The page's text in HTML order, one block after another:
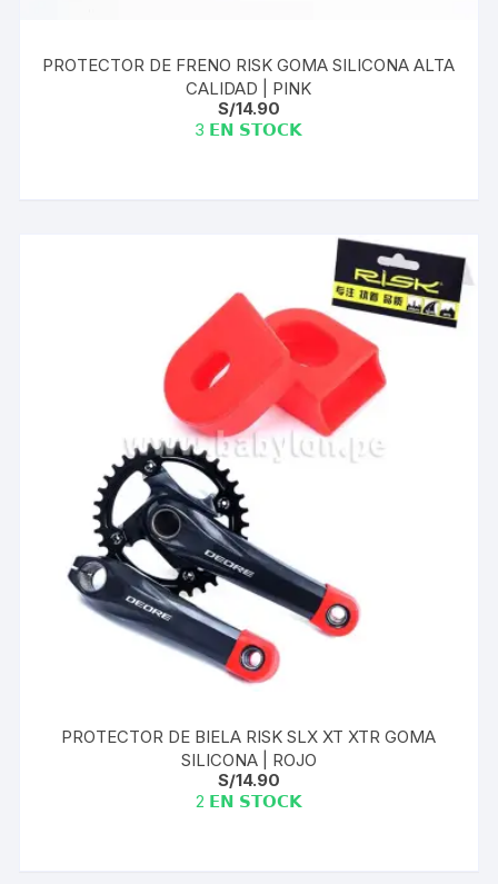
PROTECTOR DE FRENO RISK GOMA SILICONA ALTA
CALIDAD | PINK
S/14.90
3 𝗘𝗡 𝗦𝗧𝗢𝗖𝗞
PROTECTOR DE BIELA RISK SLX XT XTR GOMA
SILICONA | ROJO
S/14.90
2 𝗘𝗡 𝗦𝗧𝗢𝗖𝗞